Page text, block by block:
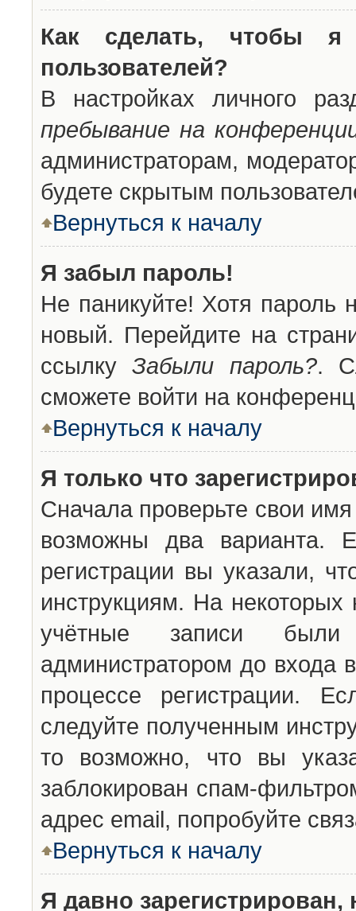
Как сделать, чтобы
пользователей?
В настройках личного
пребывание на
администраторам,
будете скрытым
Вернуться к началу
Я забыл пароль!
Не паникуйте! Хотя пароль
новый. Перейдите на
ссылкуЗабыли пароль?.
сможете войти на
Вернуться к началу
Я только что
Сначала проверьте свои
возможны два варианта.
регистрации вы указали,
инструкциям. На
учётные записи были
администратором до входа
процессе регистрации.
следуйте полученным
то возможно, что вы
заблокирован спам-
адрес email, попробуйте
Вернуться к началу
Я давно